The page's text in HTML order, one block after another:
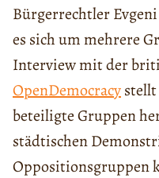
Bürgerrechtler
es sich um mehrere
Interview mit der
OpenDemocracy
beteiligte Gruppen
städtischen
Oppositionsgruppen